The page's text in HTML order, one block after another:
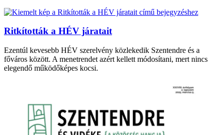
Ritkították a HÉV járatait
Ezentúl kevesebb HÉV szerelvény közlekedik Szentendre és a
főváros között. A menetrendet azért kellett módosítani, mert nincs
elegendő működőképes kocsi.